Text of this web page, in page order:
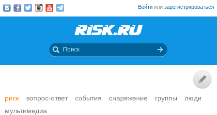
Войти или зарегистрироваться
риск вопрос-ответ события снаряжение группы
люди
мультимедиа